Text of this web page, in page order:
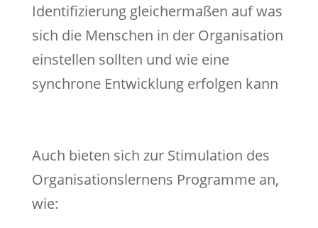
Identifizierung gleichermaßen auf was
sich die Menschen in der Organisation
einstellen sollten und wie eine
synchrone Entwicklung erfolgen kann
Auch bieten sich zur Stimulation des
Organisationslernens Programme an,
wie: